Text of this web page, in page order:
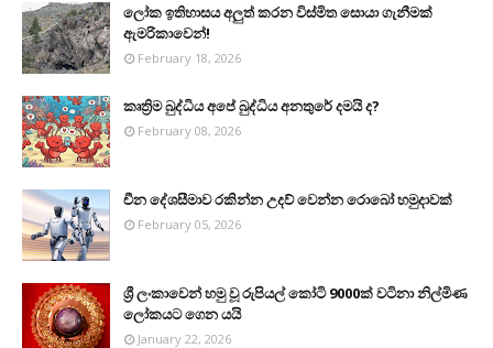
ලෝක ඉතිහාසය අලුත් කරන විස්මිත සොයා ගැනීමක්
ඇමරිකාවෙන්!
February 18, 2026
කෘත්‍රිම බුද්ධිය අපේ බුද්ධිය අනතුරේ දමයි ද?
February 08, 2026
චීන දේශසීමාව රකින්න උදව් වෙන්න රොබෝ හමුදාවක්
February 05, 2026
ශ්‍රී ලංකාවෙන් හමු වූ රුපියල් කෝටි 9000ක් වටිනා නිල්මිණ
ලෝකයට ගෙන යයි
January 22, 2026